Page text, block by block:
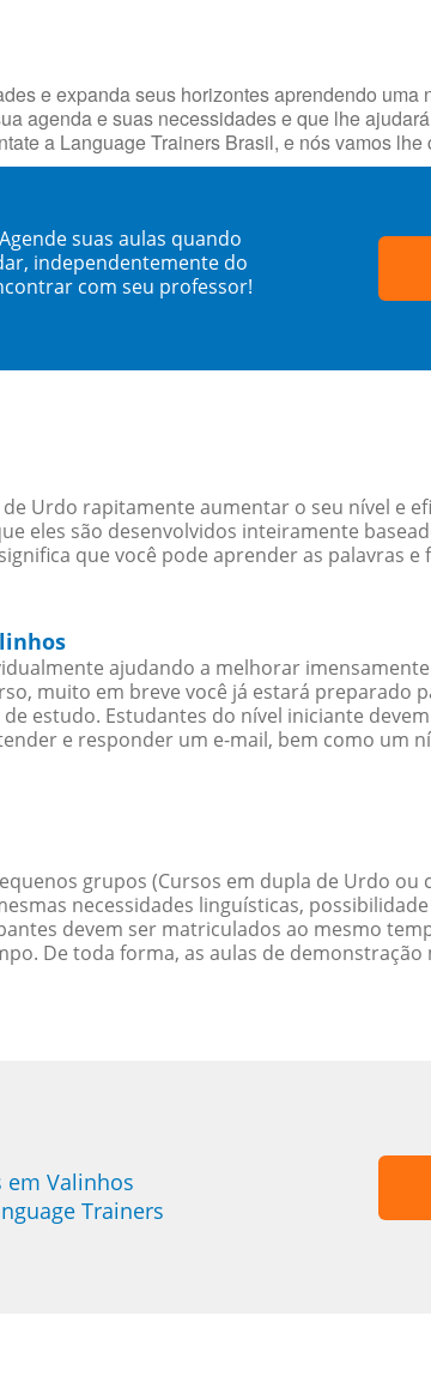
e expanda seus horizontes aprendendo
agenda e suas necessidades e que lhe
a Language Trainers Brasil, e nós vamos
suas aulas quando
independentemente do
com seu professor!
Urdo rapitamente aumentar o seu nível e
eles são desenvolvidos inteiramente
que você pode aprender as palavras
ajudando a melhorar
muito em breve você já estará preparado
estudo. Estudantes do nível iniciante
e responder um e-mail, bem como um
grupos (Cursos em dupla de Urdo
necessidades linguísticas,
devem ser matriculados ao mesmo
De toda forma, as aulas de
em Valinhos
Trainers